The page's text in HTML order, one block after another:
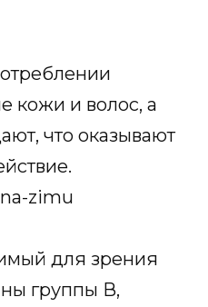
кожи и волос, а
что оказывают
для зрения
группы В,